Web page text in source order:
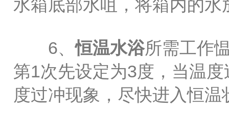
水箱底部水咀，将箱内的
6、恒温水浴所需工作
第1次先设定为3度，当温
度过冲现象，尽快进入恒温